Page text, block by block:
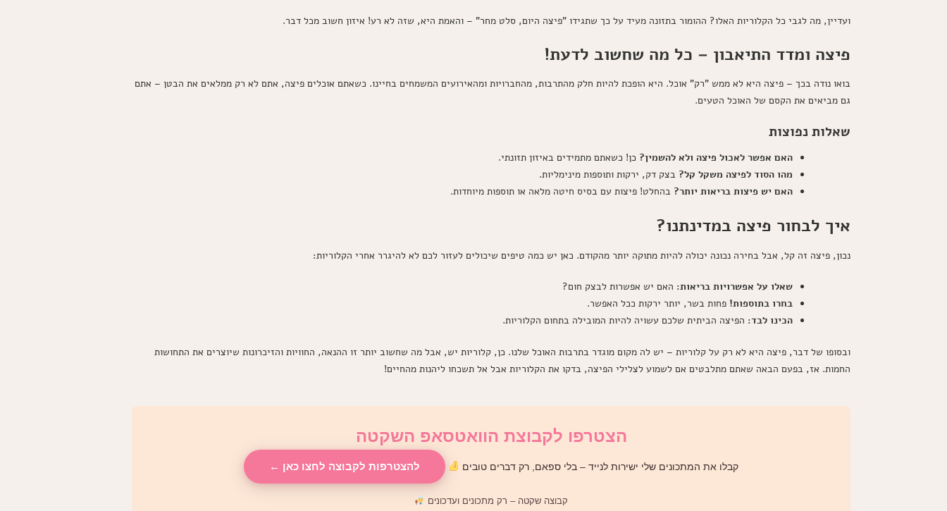
ועדיין, מה לגבי כל הקלוריות האלו? ההומור בתזונה מעיד על כך שתגידו "פיצה היום, סלט מחר" – והאמת היא, שזה לא רע! איזון חשוב מכל דבר.
פיצה ומדד התיאבון – כל מה שחשוב לדעת!
בואו נודה בכך – פיצה היא לא ממש "רק" אוכל. היא הופכת להיות חלק מהתרבות, מהחברויות ומהאירועים המשמחים בחיינו. כשאתם אוכלים פיצה, אתם לא רק ממלאים את הבטן – אתם
גם מביאים את הקסם של האוכל הטעים.
שאלות נפוצות
האם אפשר לאכול פיצה ולא להשמין? כן! כשאתם מתמידים באיזון תזונתי.
מהו הסוד לפיצה משקל קל? בצק דק, ירקות ותוספות מינימליות.
האם יש פיצות בריאות יותר? בהחלט! פיצות עם בסיס חיטה מלאה או תוספות מיוחדות.
איך לבחור פיצה במדינתנו?
נכון, פיצה זה קל, אבל בחירה נכונה יכולה להיות מתוקה יותר מהקודם. כאן יש כמה טיפים שיכולים לעזור לכם לא להיגרר אחרי הקלוריות:
שאלו על אפשרויות בריאות: האם יש אפשרות לבצק חום?
בחרו בתוספות! פחות בשר, יותר ירקות ככל האפשר.
הכינו לבד: הפיצה הביתית שלכם עשויה להיות המובילה בתחום הקלוריות.
ובסופו של דבר, פיצה היא לא רק על קלוריות – יש לה מקום מוגדר בתרבות האוכל שלנו. כן, קלוריות יש, אבל מה שחשוב יותר זו ההנאה, החוויות והזיכרונות שיוצרים את התחושות
החמות. אז, בפעם הבאה שאתם מתלבטים אם לשמוע לצלילי הפיצה, בדקו את הקלוריות אבל אל תשכחו ליהנות מהחיים!
הצטרפו לקבוצת הוואטסאפ השקטה
קבלו את המתכונים שלי ישירות לנייד – בלי ספאם, רק דברים טובים להצטרפות לקבוצה לחצו כאן ←
קבוצה שקטה – רק מתכונים ועדכונים